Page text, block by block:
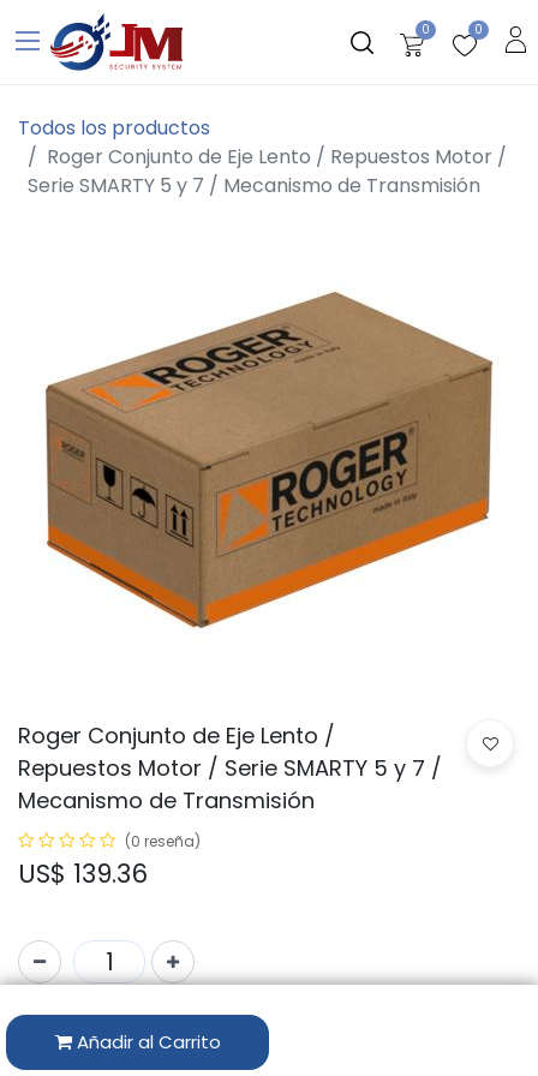
0 0
Todos los productos
Roger Conjunto de Eje Lento / Repuestos Motor /
Serie SMARTY 5 y 7 / Mecanismo de Transmisión
Roger Conjunto de Eje Lento /
Repuestos Motor / Serie SMARTY 5 y 7 /
Mecanismo de Transmisión
(0 reseña)
US$ 139.36
Añadir al Carrito
Marca:ROGER TECHNOLOGY